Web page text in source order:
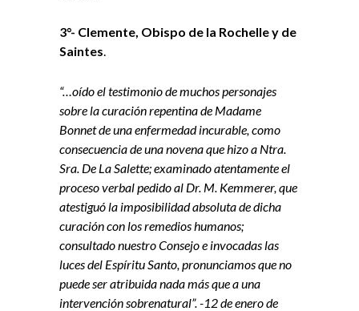
3°- Clemente, Obispo de la Rochelle y de
Saintes
“…oído el testimonio de muchos personajes
sobre la curación repentina de Madame
Bonnet de una enfermedad incurable, como
consecuencia de una novena que hizo a Ntra.
Sra. De La Salette; examinado atentamente el
proceso verbal pedido al Dr. M. Kemmerer, que
atestiguó la imposibilidad absoluta de dicha
curación con los remedios humanos;
consultado nuestro Consejo e invocadas las
luces del Espíritu Santo, pronunciamos que no
puede ser atribuida nada más que a una
intervención sobrenatural”. -12 de enero de